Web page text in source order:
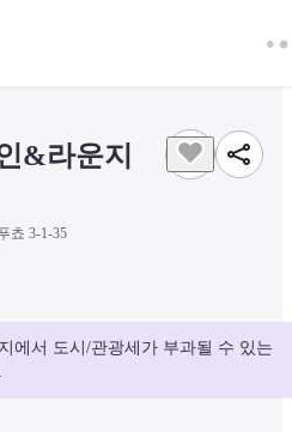
&라운지
쵸 3-1-35
에서 도시/관광세가 부과될 수 있는